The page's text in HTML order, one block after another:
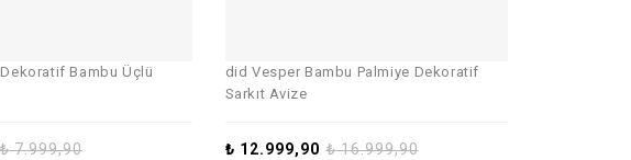
Bambu Üçlü
₺7.999,90
did Vesper Bambu Palmiye Dekoratif
Sarkıt Avize
₺16.999,90
₺ 12.999,90